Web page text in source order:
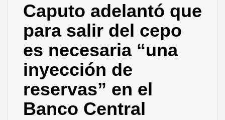
Caputo adelantó que
para salir del cepo
es necesaria “una
inyección de
reservas” en el
Banco Central